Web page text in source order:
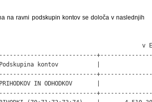
na ravni podskupin kontov se določa v naslednjih
IZ EVROPSKE UNIJE  |         205.299|
+--------+------------------------------------+----------------+
|        |782 Prejeta sredstva iz proračuna   |         205.299|
|        |EU za strukturno politiko           |                |
+--------+------------------------------------+----------------+
|II.     |SKUPAJ ODHODKI (40+41+42+43)        |       4.474.416|
+--------+------------------------------------+----------------+
|40      |TEKOČI ODHODKI                      |       1.250.015|
+--------+------------------------------------+----------------+
|        |400 Plače in drugi izdatki          |         215.829|
|        |zaposlenim                          |                |
+--------+------------------------------------+----------------+
|        |401 Prispevki delodajalcev za       |          34.119|
|        |socialno varnost                    |                |
+--------+------------------------------------+----------------+
|        |402 Izdatki za blago in storitve    |         982.395|
+--------+------------------------------------+----------------+
|        |403 Plačila domačih obresti         |          13.979|
+--------+------------------------------------+----------------+
|        |409 Rezerve                         |           3.693|
+--------+------------------------------------+----------------+
|41      |TEKOČI TRANSFERI                    |       1.255.914|
+--------+------------------------------------+----------------+
|        |410 Subvencije                      |          30.038|
+--------+------------------------------------+----------------+
|        |411 Transferi posameznikom in       |         610.942|
|        |gospodinjstvom                      |                |
+--------+------------------------------------+----------------+
|        |412 Transferi neprofitnim           |         223.630|
|        |organizacijam in ustanovam          |                |
+--------+------------------------------------+----------------+
|        |413 Drugi tekoči domači transferi   |         391.304|
+--------+------------------------------------+----------------+
|42      |INVESTICIJSKI ODHODKI               |       1.802.199|
+--------+------------------------------------+----------------+
|        |420 Nakup in gradnja osnovnih       |       1.802.199|
|        |sredstev                            |                |
+--------+------------------------------------+----------------+
|43      |INVESTICIJSKI TRANSFERI             |         166.288|
+--------+------------------------------------+----------------+
|        |431 Investicijski transferi pravnim |          52.435|
|        |in fizičnim osebam, ki niso prorač. |                |
|        |upor.                               |                |
+--------+------------------------------------+----------------+
|        |432 Investicijski transferi         |         113.853|
|        |proračunskim uporabnikom            |                |
+--------+------------------------------------+----------------+
|III.    |PRORAČUNSKI PRESEŽEK (I.-II.)       |          35.884|
|        |(PRORAČUNSKI PRIMANJKLJAJ)          |                |
+--------+------------------------------------+----------------+
|B.      |RAČUN FINANČNIH TERJATEV IN NALOŽB  |                |
+--------+------------------------------------+----------------+
|IV.     |PREJETA VRAČILA DANIH POSOJIL IN    |               0|
|        |PRODAJA KAPITALSKIH DELEŽEV         |                |
|        |(750+751+752)                       |                |
+--------+------------------------------------+----------------+
|75      |PREJETA VRAČILA DANIH POSOJIL       |               0|
+--------+------------------------------------+----------------+
|        |750 Prejeta vračila danih posojil   |               0|
+--------+------------------------------------+----------------+
|        |751 Prodaja kapitalskih deležev     |               0|
+--------+------------------------------------+----------------+
|        |752 Kupnine iz naslova              |               0|
|        |privatizacije                       |                |
+--------+------------------------------------+----------------+
|V.      |DANA POSOJILA IN POVEČANJE          |               0|
|        |KAPITALSKIH DELEŽEV                 |                |
|        |(440+441+442+443)                   |                |
+--------+------------------------------------+----------------+
|44      |DANA POSOJILA IN POVEČANJE          |               0|
|        |KAPITALSKIH DELEŽEV                 |                |
+--------+------------------------------------+----------------+
|        |440 Dana posojila                   |               0|
+--------+------------------------------------+----------------+
|        |441 Povečanje kapitalskih deležev   |               0|
|        |in naložb                           |                |
+--------+------------------------------------+----------------+
|        |442 Poraba sredstev kupnin iz       |               0|
|        |naslova privatizacije               |                |
+--------+------------------------------------+----------------+
|        |443 Povečanje namenskega premoženja |               0|
|        |v javnih skladih in drugih osebah   |                |
|        |jav.prava, ki imajo premoženje v    |                |
|        |svoji lasti                         |                |
+--------+------------------------------------+----------------+
|VI.     |PREJETA MINUS DANA POSOJILA IN      |               0|
|        |SPREMEMBE KAPITALSKIH DELEŽEV (IV.- |                |
|        |V.)                                 |                |
+--------+------------------------------------+----------------+
|C.      |RAČUN FINANCIRANJA                  |                |
+--------+------------------------------------+----------------+
|VII.    |ZADOLŽEVANJE (500)                  |               0|
+--------+------------------------------------+----------------+
|50      |ZADOLŽEVANJE                        |               0|
+--------+------------------------------------+----------------+
|        |500 Domače zadolževanje             |               0|
+--------+------------------------------------+----------------+
|VIII.   |ODPLAČILA DOLGA (550)               |          35.884|
+--------+------------------------------------+----------------+
|55      |ODPLAČILA DOLGA                     |          35.884|
+--------+------------------------------------+----------------+
|        |550 Odplačila domačega dolga        |          35.884|
+--------+------------------------------------+----------------+
|IX.     |POVEČANJE (ZMANJŠANJE) SREDSTEV NA